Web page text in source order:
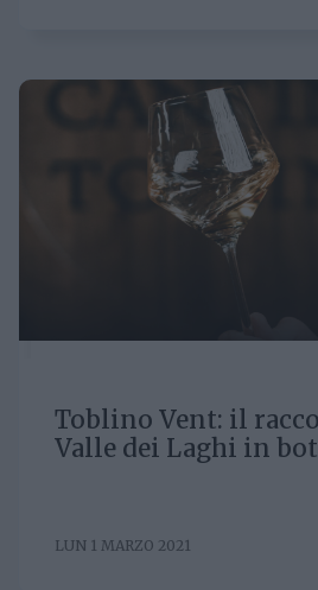
Toblino Vent: il
Valle dei Laghi in
LUN 1 MARZO 2021